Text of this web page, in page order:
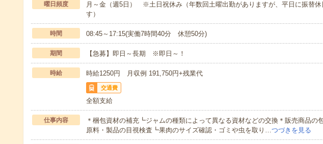
曜日頻度
月～金（週5日） ※土日祝休み（年数回土曜出勤がありますが、平日に振替休
す）
時間 08:45～17:15(実働7時間40分 休憩50分)
期間 【急募】即日～長期 ※即日～！
時給 時給1250円 月収例 191,750円+残業代
交通費
全額支給
仕事内容
＊梱包資材の補充┗ジャムの種類によって異なる資材などの交換＊販売商品の
原料・製品の目視検査┗果肉のサイズ確認・ゴミや虫を取り…つづきを見る